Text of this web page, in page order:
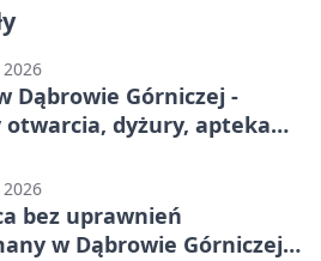
Dąbrowie Górniczej -
otwarcia, dyżury, apteka
bez uprawnień
w Dąbrowie Górniczej.